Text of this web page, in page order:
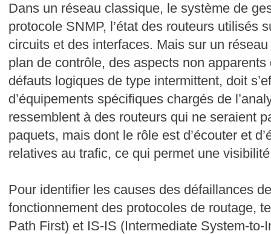
Dans un réseau classique, le système de
protocole SNMP, l’état des routeurs utilisés
circuits et des interfaces. Mais sur un
plan de contrôle, des aspects non
défauts logiques de type intermittent, doit
d’équipements spécifiques chargés de
ressemblent à des routeurs qui ne seraient
paquets, mais dont le rôle est d’écouter et
relatives au trafic, ce qui permet une
Pour identifier les causes des défaillances
fonctionnement des protocoles de routage,
Path First) et IS-IS (Intermediate System-to-